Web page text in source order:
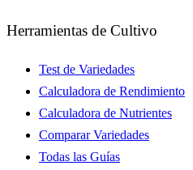
Herramientas de Cultivo
Test de Variedades
Calculadora de Rendimiento
Calculadora de Nutrientes
Comparar Variedades
Todas las Guías